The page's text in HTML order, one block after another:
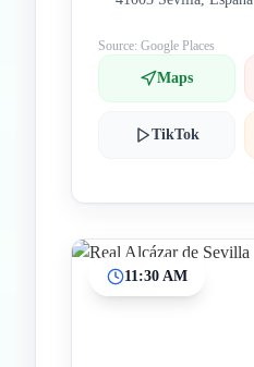
Source: Google Places
Maps
TikTok
11:30 AM